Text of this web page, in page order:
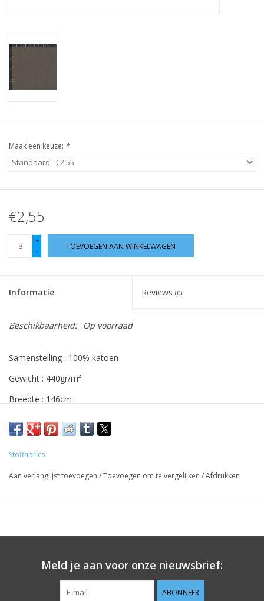
Cadeaubonnen
Maak een keuze: *
€2,55
+
-
TOEVOEGEN AAN WINKELWAGEN
Informatie Reviews (0)
Beschikbaarheid: Op voorraad
Samenstelling : 100% katoen
Gewicht : 440gr/m²
Breedte : 146cm
Ideaal voor tassen, hoezen, decoratie,...
dan '10' in bij aantal, de stof wordt uiteraard uit één geheel
geknipt.
Stoffabrics
Aan verlanglijst toevoegen /Toevoegen om te vergelijken /Afdrukken
Meld je aan voor onze nieuwsbrief:
ABONNEER